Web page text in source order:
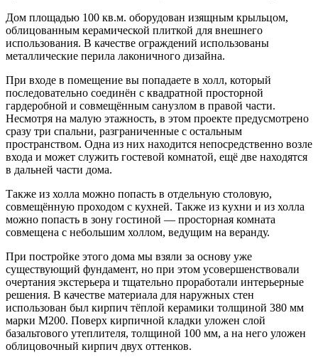
Дом площадью 100 кв.м. оборудован изящным крыльцом,
облицованным керамической плиткой для внешнего
использования. В качестве ограждений использованы
металлические перила лаконичного дизайна.
При входе в помещение вы попадаете в холл, который
последовательно соединён с квадратной просторной
гардеробной и совмещённым санузлом в правой части.
Несмотря на малую этажность, в этом проекте предусмотрено
сразу три спальни, разграниченные с остальным
пространством. Одна из них находится непосредственно возле
входа и может служить гостевой комнатой, ещё две находятся
в дальней части дома.
Также из холла можно попасть в отдельную столовую,
совмещённую проходом с кухней. Также из кухни и из холла
можно попасть в зону гостиной — просторная комната
совмещена с небольшим холлом, ведущим на веранду.
При постройке этого дома мы взяли за основу уже
существующий фундамент, но при этом усовершенствовали
очертания экстерьера и тщательно проработали интерьерные
решения. В качестве материала для наружных стен
использован был кирпич тёплой керамики толщиной 380 мм
марки М200. Поверх кирпичной кладки уложен слой
базальтового утеплителя, толщиной 100 мм, а на него уложен
облицовочный кирпич двух оттенков.